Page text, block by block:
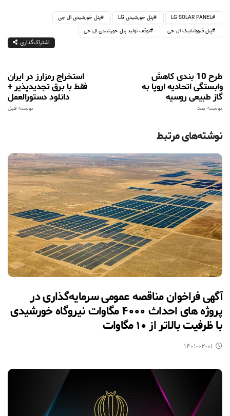
LG SOLAR PANEL پنل خورشیدی LG
پنل خورشیدی ال جی
پنل فتوولتاییک ال جی
توقف تولید پنل خورشیدی ال جی
اشتراک‌گذاری
استخراج رمزارز در ایران
فقط با برق تجدیدپذیر +
دانلود دستورالعمل
نوشته قبل
طرح 10 بندی کاهش
وابستگی اتحادیه اروپا به
گاز طبیعی روسیه
نوشته بعد
نوشته‌های مرتبط
آگهی فراخوان مناقصه عمومی سرمایه‌گذاری در
پروژه های احداث ۴۰۰۰ مگاوات نیروگاه خورشیدی
با ظرفیت بالاتر از ۱۰ مگاوات
۱۴۰۱-۰۲-۰۱